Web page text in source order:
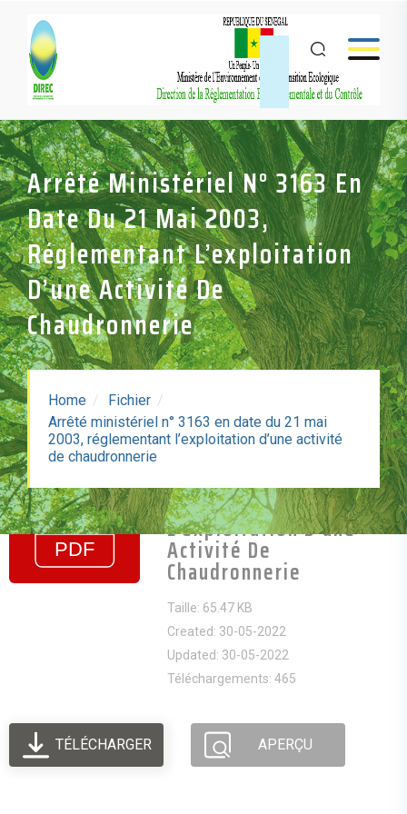
Arrêté Ministériel N° 3163 En
Date Du 21 Mai 2003,
Réglementant L’exploitation
D’une Activité De
Chaudronnerie
Home
Fichier
Arrêté ministériel n° 3163 en date du 21 mai
2003, réglementant l’exploitation d’une activité
de chaudronnerie
3163 En Date Du 21 Mai
2003, Réglementant
L’exploitation D’une
Activité De
Chaudronnerie
Taille: 65.47 KB
Created: 30-05-2022
Updated: 30-05-2022
Téléchargements: 465
TÉLÉCHARGER APERÇU